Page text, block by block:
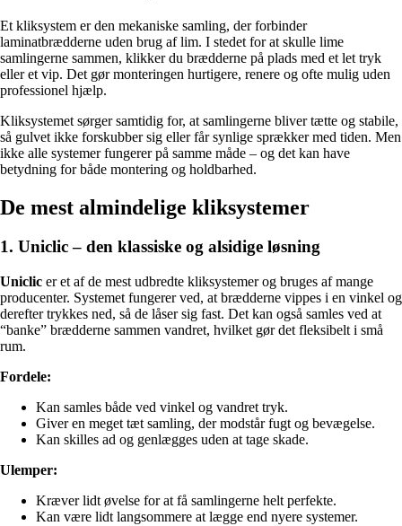
Et kliksystem er den mekaniske samling, der forbinder
laminatbrædderne uden brug af lim. I stedet for at skulle lime
samlingerne sammen, klikker du brædderne på plads med et let tryk
eller et vip. Det gør monteringen hurtigere, renere og ofte mulig uden
professionel hjælp.
Kliksystemet sørger samtidig for, at samlingerne bliver tætte og stabile,
så gulvet ikke forskubber sig eller får synlige sprækker med tiden. Men
ikke alle systemer fungerer på samme måde – og det kan have
betydning for både montering og holdbarhed.
De mest almindelige kliksystemer
1. Uniclic – den klassiske og alsidige løsning
Uniclic er et af de mest udbredte kliksystemer og bruges af mange
producenter. Systemet fungerer ved, at brædderne vippes i en vinkel og
derefter trykkes ned, så de låser sig fast. Det kan også samles ved at
“banke” brædderne sammen vandret, hvilket gør det fleksibelt i små
rum.
Fordele:
Kan samles både ved vinkel og vandret tryk.
Giver en meget tæt samling, der modstår fugt og bevægelse.
Kan skilles ad og genlægges uden at tage skade.
Ulemper:
Kræver lidt øvelse for at få samlingerne helt perfekte.
Kan være lidt langsommere at lægge end nyere systemer.